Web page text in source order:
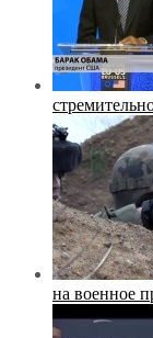
на военное